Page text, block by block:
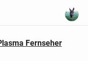
etwas... aber das ist
Fernseher